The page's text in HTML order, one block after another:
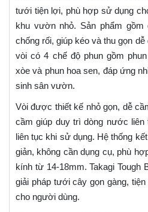
tưới tiện lợi, phù hợp sử dụng
khu vườn nhỏ. Sản phẩm
chống rối, giúp kéo và thu gọn
vòi có 4 chế độ phun gồm
xòe và phun hoa sen, đáp ứng
sinh sân vườn.
Vòi được thiết kế nhỏ gọn, dễ
cầm giúp duy trì dòng nước
liên tục khi sử dụng. Hệ thống
giản, không cần dụng cụ, phù
kính từ 14-18mm. Takagi Tough
giải pháp tưới cây gọn gàng,
cho người dùng.